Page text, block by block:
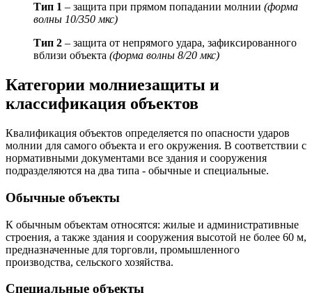
Тип 1 – защита при прямом попадании молнии (форма
волны 10/350 мкс)
Тип 2 – защита от непрямого удара, зафиксированного
вблизи объекта (форма волны 8/20 мкс)
Категории молниезащиты и
классификация объектов
Квалификация объектов определяется по опасности ударов
молнии для самого объекта и его окружения. В соответствии с
нормативными документами все здания и сооружения
подразделяются на два типа - обычные и специальные.
Обычные объекты
К обычным объектам относятся: жилые и административные
строения, а также здания и сооружения высотой не более 60 м,
предназначенные для торговли, промышленного
производства, сельского хозяйства.
Специальные объекты